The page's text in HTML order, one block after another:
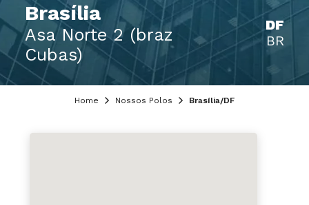
Brasília
Asa Norte 2 (braz
Cubas)
DF
BR
Home Nossos Polos Brasília/DF